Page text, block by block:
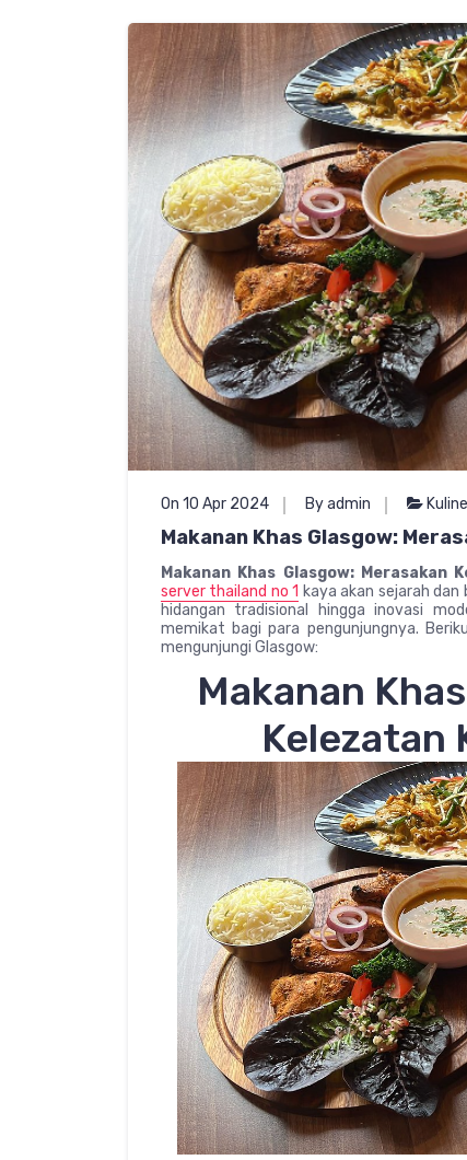
On 10 Apr 2024 By admin
Makanan Khas Glasgow:
Makanan Khas Glasgow: Merasakan
server thailand no 1 kaya akan sejarah dan
hidangan tradisional hingga inovasi
memikat bagi para pengunjungnya.
mengunjungi Glasgow:
Makanan
Kelezatan